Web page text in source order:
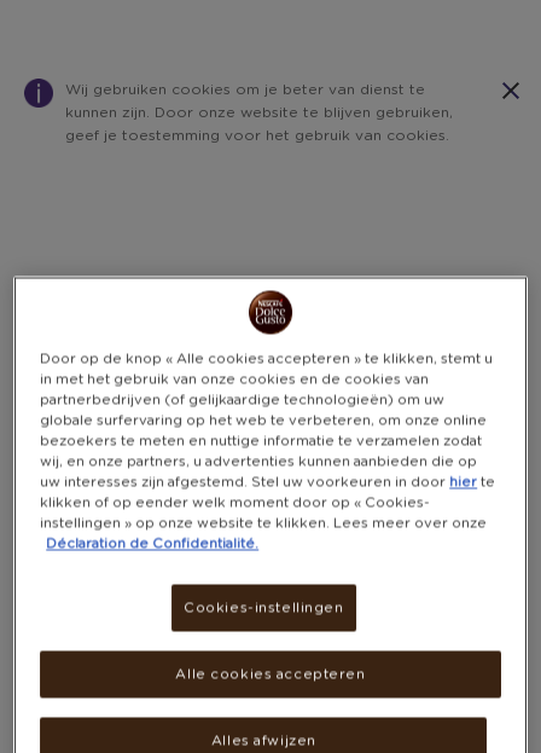
Wij gebruiken cookies om je beter van dienst te
kunnen zijn. Door onze website te blijven gebruiken,
geef je toestemming voor het gebruik van cookies.
Door op de knop « Alle cookies accepteren » te klikken, stemt u
in met het gebruik van onze cookies en de cookies van
partnerbedrijven (of gelijkaardige technologieën) om uw
globale surfervaring op het web te verbeteren, om onze online
bezoekers te meten en nuttige informatie te verzamelen zodat
wij, en onze partners, u advertenties kunnen aanbieden die op
uw interesses zijn afgestemd. Stel uw voorkeuren in door hier te
klikken of op eender welk moment door op « Cookies-
instellingen » op onze website te klikken. Lees meer over onze
Déclaration de Confidentialité.
Cookies-instellingen
Alles afwijzen
Alle cookies accepteren